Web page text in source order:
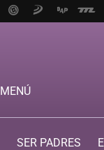
MENÚ
SER PADRES